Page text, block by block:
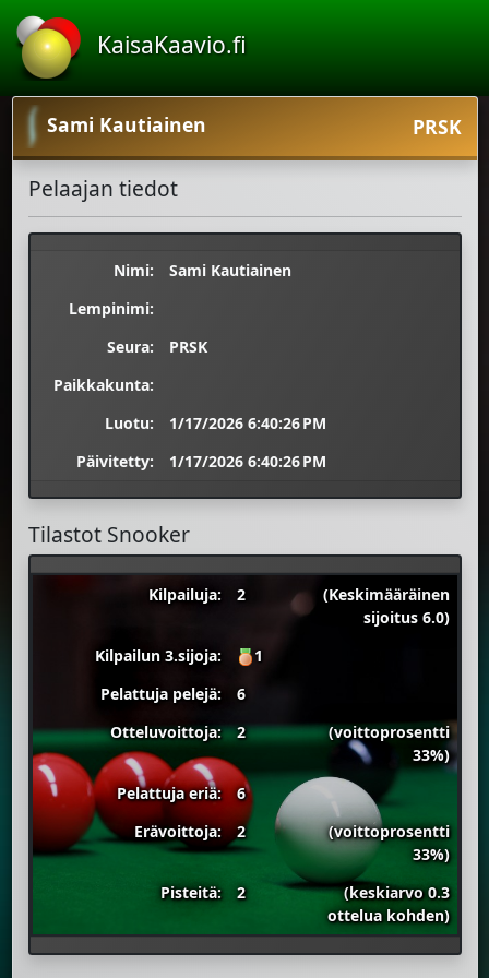
KaisaKaavio.fi
Sami Kautiainen PRSK
Pelaajan tiedot
Nimi:
Sami Kautiainen
Lempinimi:
Seura:
PRSK
Paikkakunta:
Luotu:
1/17/2026 6:40:26 PM
Päivitetty:
1/17/2026 6:40:26 PM
Tilastot Snooker
Kilpailuja: 2
(Keskimääräinen
sijoitus 6.0)
Kilpailun 3.sijoja:
1
Pelattuja pelejä:
6
Otteluvoittoja:
2
(voittoprosentti
33%)
Pelattuja eriä:
6
Erävoittoja:
2
(voittoprosentti
33%)
Pisteitä:
2
(keskiarvo 0.3
ottelua kohden)